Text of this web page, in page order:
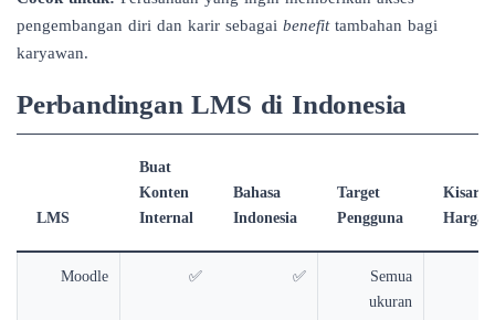
pengembangan diri dan karir sebagai benefittambahan bagi
karyawan.
Perbandingan LMS di Indonesia
LMS
Buat
Konten
Internal
Bahasa
Indonesia
Target
Pengguna
Kisaran
Harga
Moodle ✅ ✅
Semua
ukuran